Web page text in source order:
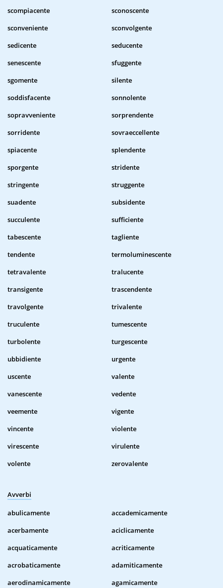
scompiacente
sconoscente
sconveniente
sconvolgente
sedicente
seducente
senescente
sfuggente
sgomente
silente
soddisfacente
sonnolente
sopravveniente
sorprendente
sorridente
sovraeccellente
spiacente
splendente
sporgente
stridente
stringente
struggente
suadente
subsidente
succulente
sufficiente
tabescente
tagliente
tendente
termoluminescente
tetravalente
tralucente
transigente
trascendente
travolgente
trivalente
truculente
tumescente
turbolente
turgescente
ubbidiente
urgente
uscente
valente
vanescente
vedente
veemente
vigente
vincente
violente
virescente
virulente
volente
zerovalente
Avverbi
abulicamente
accademicamente
acerbamente
aciclicamente
acquaticamente
acriticamente
acrobaticamente
adamiticamente
aerodinamicamente
agamicamente